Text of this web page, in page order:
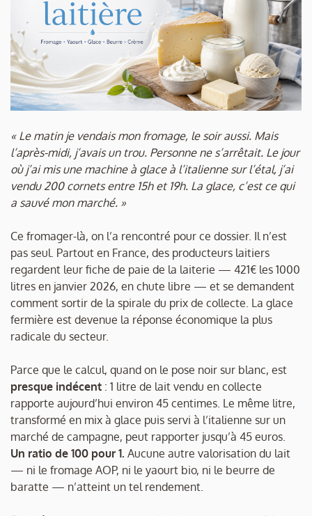
« Le matin je vendais mon fromage, le soir aussi. Mais
l’après-midi, j’avais un trou. Personne ne s’arrêtait. Le jour
où j’ai mis une machine à glace à l’italienne sur l’étal, j’ai
vendu 200 cornets entre 15h et 19h. La glace, c’est ce qui
a sauvé mon marché. »
Ce fromager-là, on l’a rencontré pour ce dossier. Il n’est
pas seul. Partout en France, des producteurs laitiers
regardent leur fiche de paie de la laiterie — 421€ les 1000
litres en janvier 2026, en chute libre — et se demandent
comment sortir de la spirale du prix de collecte. La glace
fermière est devenue la réponse économique la plus
radicale du secteur.
Parce que le calcul, quand on le pose noir sur blanc, est
presque indécent : 1 litre de lait vendu en collecte
rapporte aujourd’hui environ 45 centimes. Le même litre,
transformé en mix à glace puis servi à l’italienne sur un
marché de campagne, peut rapporter jusqu’à 45 euros.
Un ratio de 100 pour 1. Aucune autre valorisation du lait
— ni le fromage AOP, ni le yaourt bio, ni le beurre de
baratte — n’atteint un tel rendement.